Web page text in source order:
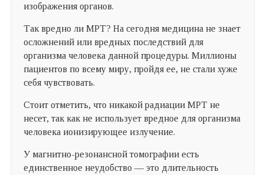
изображения органов.
Так вредно ли МРТ? На сегодня медицина не знает
осложнений или вредных последствий для
организма человека данной процедуры. Миллионы
пациентов по всему миру, пройдя ее, не стали хуже
себя чувствовать.
Стоит отметить, что никакой радиации МРТ не
несет, так как не использует вредное для организма
человека ионизирующее излучение.
У магнитно-резонансной томографии есть
единственное неудобство — это длительность